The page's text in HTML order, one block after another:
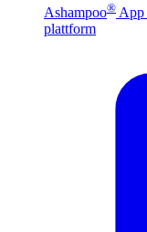
Ashampoo® App
plattform